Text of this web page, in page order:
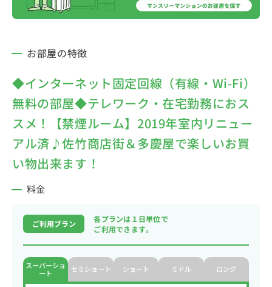
お部屋の特徴
◆インターネット固定回線（有線・Wi-Fi）
無料の部屋◆テレワーク・在宅勤務におス
スメ！【禁煙ルーム】2019年室内リニュー
アル済♪佐竹商店街＆多慶屋で楽しいお買
い物出来ます！
料金
ご利用プラン
各プランは１日単位で
ご利用できます。
スーパーショ
ート
セミショート ショート ミドル ロング